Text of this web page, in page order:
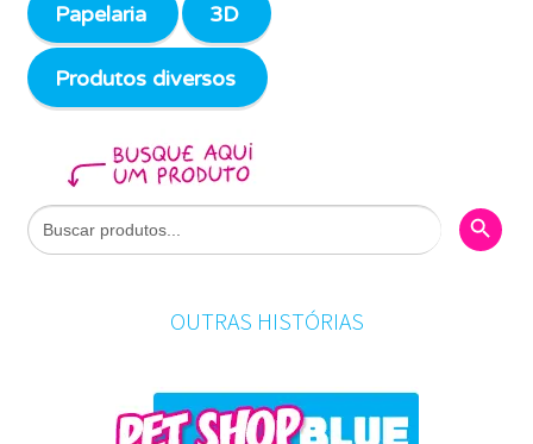
Papelaria 3D
Produtos diversos
Search
for:
Search
OUTRAS HISTÓRIAS